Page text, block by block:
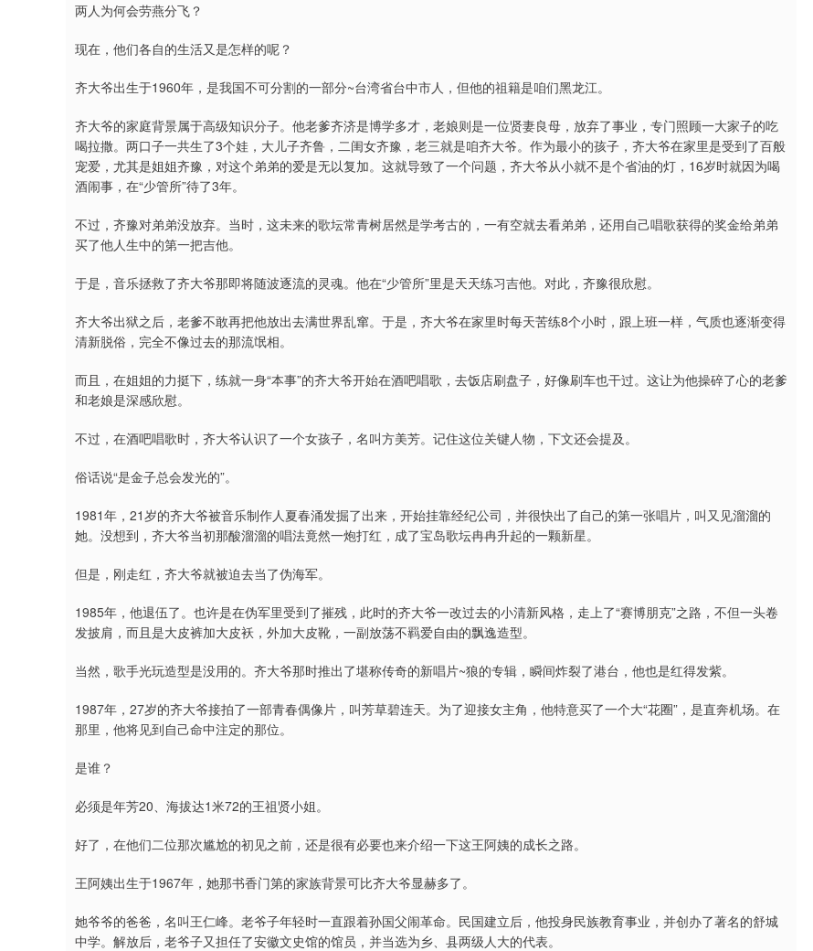
两人为何会劳燕分飞？
现在，他们各自的生活又是怎样的呢？
齐大爷出生于1960年，是我国不可分割的一部分~台湾省台中市人，但他的祖籍是咱们黑龙江。
齐大爷的家庭背景属于高级知识分子。他老爹齐济是博学多才，老娘则是一位贤妻良母，放弃了事业，专门照顾一大家子的吃
喝拉撒。两口子一共生了3个娃，大儿子齐鲁，二闺女齐豫，老三就是咱齐大爷。作为最小的孩子，齐大爷在家里是受到了百般
宠爱，尤其是姐姐齐豫，对这个弟弟的爱是无以复加。这就导致了一个问题，齐大爷从小就不是个省油的灯，16岁时就因为喝
酒闹事，在“少管所”待了3年。
不过，齐豫对弟弟没放弃。当时，这未来的歌坛常青树居然是学考古的，一有空就去看弟弟，还用自己唱歌获得的奖金给弟弟
买了他人生中的第一把吉他。
于是，音乐拯救了齐大爷那即将随波逐流的灵魂。他在“少管所”里是天天练习吉他。对此，齐豫很欣慰。
齐大爷出狱之后，老爹不敢再把他放出去满世界乱窜。于是，齐大爷在家里时每天苦练8个小时，跟上班一样，气质也逐渐变得
清新脱俗，完全不像过去的那流氓相。
而且，在姐姐的力挺下，练就一身“本事”的齐大爷开始在酒吧唱歌，去饭店刷盘子，好像刷车也干过。这让为他操碎了心的老爹
和老娘是深感欣慰。
不过，在酒吧唱歌时，齐大爷认识了一个女孩子，名叫方美芳。记住这位关键人物，下文还会提及。
俗话说“是金子总会发光的”。
1981年，21岁的齐大爷被音乐制作人夏春涌发掘了出来，开始挂靠经纪公司，并很快出了自己的第一张唱片，叫又见溜溜的
她。没想到，齐大爷当初那酸溜溜的唱法竟然一炮打红，成了宝岛歌坛冉冉升起的一颗新星。
但是，刚走红，齐大爷就被迫去当了伪海军。
1985年，他退伍了。也许是在伪军里受到了摧残，此时的齐大爷一改过去的小清新风格，走上了“赛博朋克”之路，不但一头卷
发披肩，而且是大皮裤加大皮袄，外加大皮靴，一副放荡不羁爱自由的飘逸造型。
当然，歌手光玩造型是没用的。齐大爷那时推出了堪称传奇的新唱片~狼的专辑，瞬间炸裂了港台，他也是红得发紫。
1987年，27岁的齐大爷接拍了一部青春偶像片，叫芳草碧连天。为了迎接女主角，他特意买了一个大“花圈”，是直奔机场。在
那里，他将见到自己命中注定的那位。
是谁？
必须是年芳20、海拔达1米72的王祖贤小姐。
好了，在他们二位那次尴尬的初见之前，还是很有必要也来介绍一下这王阿姨的成长之路。
王阿姨出生于1967年，她那书香门第的家族背景可比齐大爷显赫多了。
她爷爷的爸爸，名叫王仁峰。老爷子年轻时一直跟着孙国父闹革命。民国建立后，他投身民族教育事业，并创办了著名的舒城
中学。解放后，老爷子又担任了安徽文史馆的馆员，并当选为乡、县两级人大的代表。